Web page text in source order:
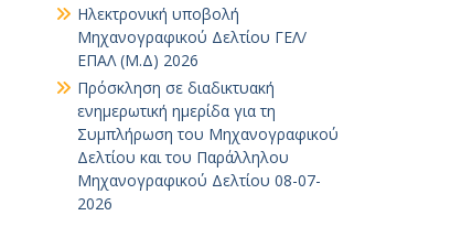
Ηλεκτρονική υποβολή
Μηχανογραφικού Δελτίου ΓΕΛ/
ΕΠΑΛ (Μ.Δ) 2026
Πρόσκληση σε διαδικτυακή
ενημερωτική ημερίδα για τη
Συμπλήρωση του Μηχανογραφικού
Δελτίου και του Παράλληλου
Μηχανογραφικού Δελτίου 08-07-
2026